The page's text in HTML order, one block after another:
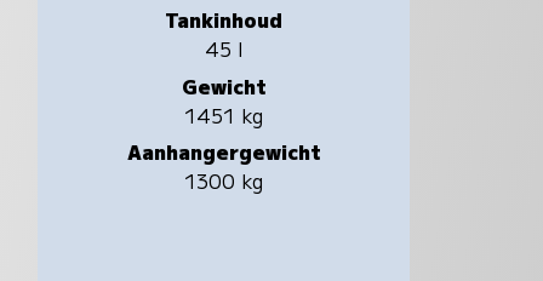
Tankinhoud
45 l
Gewicht
1451 kg
Aanhangergewicht
1300 kg